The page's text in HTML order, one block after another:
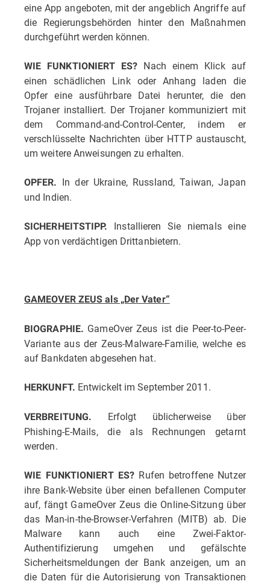
eine App angeboten, mit der angeblich Angriffe auf
die Regierungsbehörden hinter den Maßnahmen
durchgeführt werden können.
WIE FUNKTIONIERT ES? Nach einem Klick auf
einen schädlichen Link oder Anhang laden die
Opfer eine ausführbare Datei herunter, die den
Trojaner installiert. Der Trojaner kommuniziert mit
dem Command-and-Control-Center, indem er
verschlüsselte Nachrichten über HTTP austauscht,
um weitere Anweisungen zu erhalten.
OPFER. In der Ukraine, Russland, Taiwan, Japan
und Indien.
SICHERHEITSTIPP.
Installieren Sie niemals eine
App von verdächtigen Drittanbietern.
GAMEOVER ZEUS als „Der Vater“
BIOGRAPHIE. GameOver Zeus ist die Peer-to-Peer-
Variante aus der Zeus-Malware-Familie, welche es
auf Bankdaten abgesehen hat.
HERKUNFT. Entwickelt im September 2011.
VERBREITUNG.
Erfolgt üblicherweise über
Phishing-E-Mails, die als Rechnungen getarnt
werden.
WIE FUNKTIONIERT ES? Rufen betroffene Nutzer
ihre Bank-Website über einen befallenen Computer
auf, fängt GameOver Zeus die Online-Sitzung über
das Man-in-the-Browser-Verfahren (MITB) ab. Die
Malware kann auch eine Zwei-Faktor-
Authentifizierung umgehen und gefälschte
Sicherheitsmeldungen der Bank anzeigen, um an
die Daten für die Autorisierung von Transaktionen